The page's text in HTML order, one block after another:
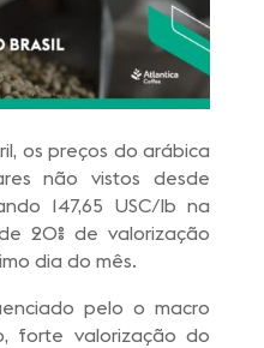
os preços do arábica
não vistos desde
147,65 USC/lb na
20% de valorização
dia do mês.
pelo o macro
forte valorização do